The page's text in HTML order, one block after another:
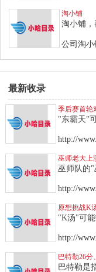
淘小铺
淘小铺
公司淘小
最新收录
季后赛首轮
"东霸天"
http://
巫师老大上
巫师队的"
http://
原想挑战K
"K汤"可能
http://
巴特勒26
巴特勒是